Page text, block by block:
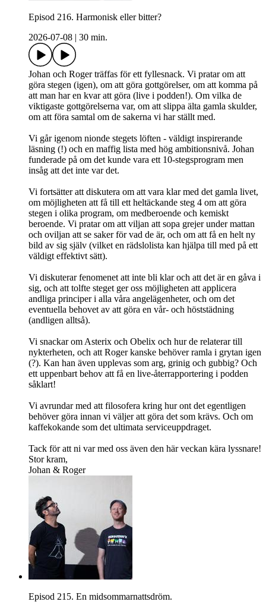
Episod 216. Harmonisk eller bitter?
2026-07-08
30 min.
Johan och Roger träffas för ett fyllesnack. Vi pratar om att
göra stegen (igen), om att göra gottgörelser, om att komma på
att man har en kvar att göra (live i podden!). Om vilka de
viktigaste gottgörelserna var, om att slippa älta gamla skulder,
om att föra samtal om de sakerna vi har ställt med.
Vi går igenom nionde stegets löften - väldigt inspirerande
läsning (!) och en maffig lista med hög ambitionsnivå. Johan
funderade på om det kunde vara ett 10-stegsprogram men
insåg att det inte var det.
Vi fortsätter att diskutera om att vara klar med det gamla livet,
om möjligheten att få till ett heltäckande steg 4 om att göra
stegen i olika program, om medberoende och kemiskt
beroende. Vi pratar om att viljan att sopa grejer under mattan
och oviljan att se saker för vad de är, och om att få en helt ny
bild av sig själv (vilket en rädslolista kan hjälpa till med på ett
väldigt effektivt sätt).
Vi diskuterar fenomenet att inte bli klar och att det är en gåva i
sig, och att tolfte steget ger oss möjligheten att applicera
andliga principer i alla våra angelägenheter, och om det
eventuella behovet av att göra en vår- och höststädning
(andligen alltså).
Vi snackar om Asterix och Obelix och hur de relaterar till
nykterheten, och att Roger kanske behöver ramla i grytan igen
(?). Kan han även upplevas som arg, grinig och gubbig? Och
ett uppenbart behov att få en live-återrapportering i podden
såklart!
Vi avrundar med att filosofera kring hur ont det egentligen
behöver göra innan vi väljer att göra det som krävs. Och om
kaffekokande som det ultimata serviceuppdraget.
Tack för att ni var med oss även den här veckan kära lyssnare!
Stor kram,
Johan & Roger
Episod 215. En midsommarnattsdröm.